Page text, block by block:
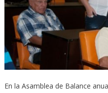
En la Asamblea de Balance